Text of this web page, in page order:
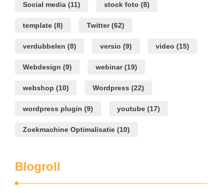
Social media (11) stock foto (8)
template (8) Twitter(62)
verdubbelen (8) versio (9) video (15)
Webdesign (9) webinar(19)
webshop (10) Wordpress (22)
wordpress plugin (9) youtube (17)
Zoekmachine Optimalisatie (10)
Blogroll